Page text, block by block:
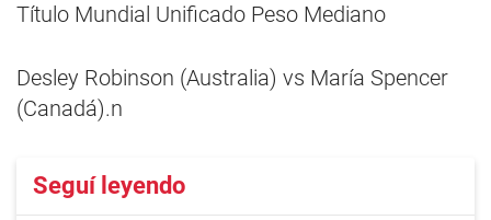
Título Mundial Unificado Peso Mediano
Desley Robinson (Australia) vs María Spencer
(Canadá).n
Seguí leyendo